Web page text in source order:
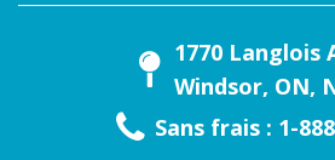
1770 Langlois
Windsor, ON,
Sans frais : 1-